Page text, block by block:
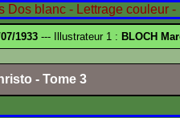
1933 --- Illustrateur 1 : BLOCH
- Tome 3